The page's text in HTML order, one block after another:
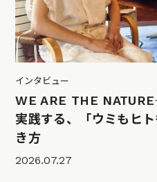
インタビュー
WE ARE THE
実践する、「ウミもヒ
き方
2026.07.27